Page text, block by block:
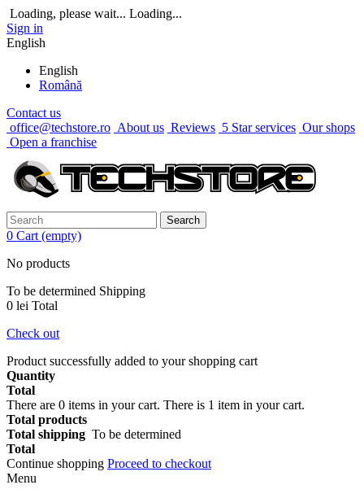
Loading, please wait... Loading...
Sign in
English
English
Română
Contact us
office@techstore.ro About us Reviews 5 Star services Our shops
Open a franchise
Search
0 Cart (empty)
No products
To be determined Shipping
0 lei Total
Check out
Product successfully added to your shopping cart
Quantity
Total
There are 0 items in your cart. There is 1 item in your cart.
Total products
Total shipping To be determined
Total
Continue shopping Proceed to checkout
Menu